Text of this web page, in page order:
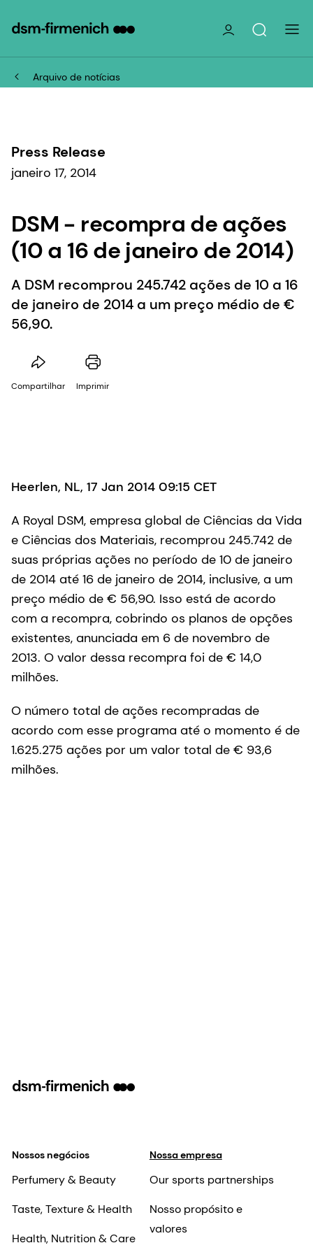
Arquivo de notícias
Press Release
janeiro 17, 2014
DSM - recompra de ações
(10 a 16 de janeiro de 2014)
A DSM recomprou 245.742 ações de 10 a 16
de janeiro de 2014 a um preço médio de €
56,90.
Compartilhar Imprimir
Heerlen, NL, 17 Jan 2014 09:15 CET
A Royal DSM, empresa global de Ciências da Vida
e Ciências dos Materiais, recomprou 245.742 de
suas próprias ações no período de 10 de janeiro
de 2014 até 16 de janeiro de 2014, inclusive, a um
preço médio de € 56,90. Isso está de acordo
com a recompra, cobrindo os planos de opções
existentes, anunciada em 6 de novembro de
2013. O valor dessa recompra foi de € 14,0
milhões.
O número total de ações recompradas de
acordo com esse programa até o momento é de
1.625.275 ações por um valor total de € 93,6
milhões.
Nossos negócios
Perfumery & Beauty
Taste, Texture & Health
Health, Nutrition & Care
Nossa empresa
Our sports partnerships
Nosso propósito e
valores